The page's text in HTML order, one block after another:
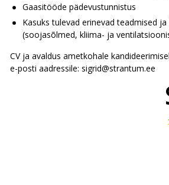
Gaasitööde pädevustunnistus
Kasuks tulevad erinevad teadmised
(soojasõlmed, kliima- ja
CV ja avaldus ametkohale
e-posti aadressile: sigrid@strantum.ee